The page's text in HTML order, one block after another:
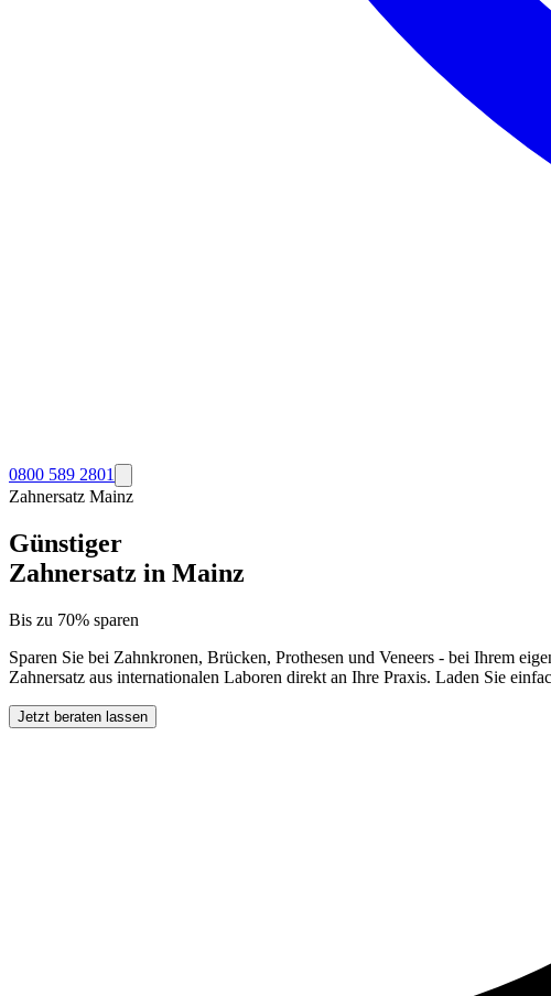
0800 589 2801
Zahnersatz Mainz
Günstiger
Zahnersatz in Mainz
Bis zu 70% sparen
Sparen Sie bei Zahnkronen, Brücken, Prothesen und Veneers - bei Ihrem
Zahnersatz aus internationalen Laboren direkt an Ihre Praxis. Laden Sie
Jetzt beraten lassen